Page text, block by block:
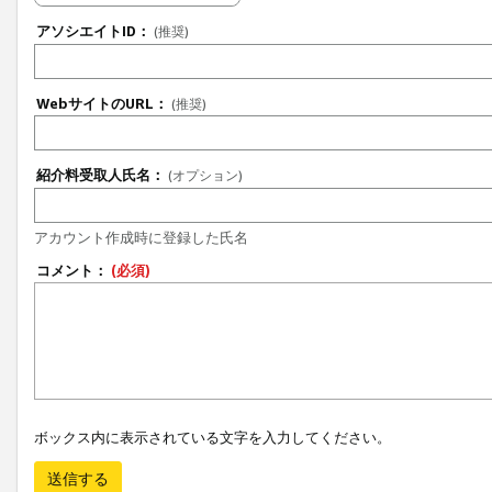
アソシエイトID： (推奨)
WebサイトのURL： (推奨)
紹介料受取人氏名： (オプション)
アカウント作成時に登録した氏名
コメント： (必須)
ボックス内に表示されている文字を入力してください。
送信する